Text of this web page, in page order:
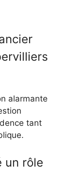
alarmante
tant
un rôle